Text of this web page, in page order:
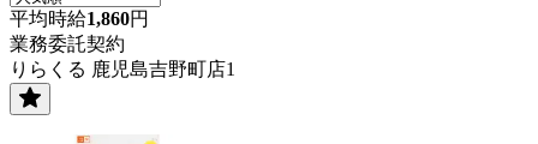
平均時給1,860円
業務委託契約
りらくる 鹿児島吉野町店1